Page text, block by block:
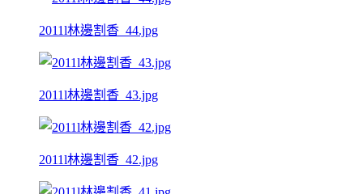
2011l林邊割香_44.jpg
2011l林邊割香_43.jpg
2011l林邊割香_42.jpg